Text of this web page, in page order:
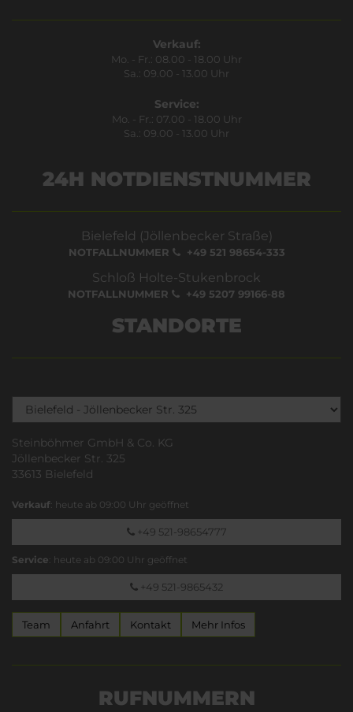
Verkauf:
Mo. - Fr.: 08.00 - 18.00 Uhr
Sa.: 09.00 - 13.00 Uhr
Service:
Mo. - Fr.: 07.00 - 18.00 Uhr
Sa.: 09.00 - 13.00 Uhr
24H NOTDIENSTNUMMER
Bielefeld (Jöllenbecker Straße)
NOTFALLNUMMER +49 521 98654-333
Schloß Holte-Stukenbrock
NOTFALLNUMMER +49 5207 99166-88
STANDORTE
Steinböhmer GmbH & Co. KG
Jöllenbecker Str. 325
33613 Bielefeld
Verkauf: heute ab 09:00 Uhr geöffnet
+49 521-98654777
Service: heute ab 09:00 Uhr geöffnet
+49 521-9865432
Team Anfahrt Kontakt Mehr Infos
RUFNUMMERN